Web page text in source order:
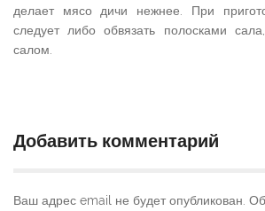
делает мясо дичи нежнее. При
следует либо обвязать полосками
салом.
Добавить комментарий
Ваш адрес email не будет опубликован.